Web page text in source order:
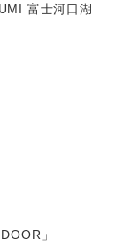
富士河口湖
」